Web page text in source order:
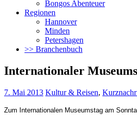
Bongos Abenteuer
Regionen
Hannover
Minden
Petershagen
>> Branchenbuch
Internationaler
7. Mai 2013 Kultur & Reisen,
Zum Internationalen Museumstag am